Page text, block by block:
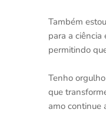
Também
para a
permitindo
Tenho
que
amo continue